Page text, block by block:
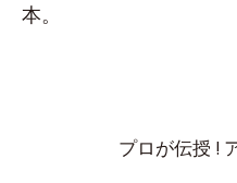
本。
プロが伝授 !